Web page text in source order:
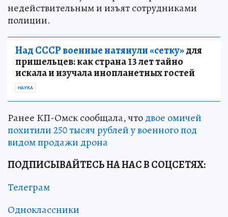
недействительным и изъят сотрудниками
полиции.
Над СССР военные натянули «сетку»для
пришельцев: как страна 13 лет тайно
искала и изучала инопланетных гостей
НАУКА
Ранее КП-Омск сообщала, чтодвое омичей
похитили 250 тысяч рублей у военного под
видом продажи дрона
ПОДПИСЫВАЙТЕСЬ НА НАС В СОЦСЕТЯХ:
Телеграм
Одноклассники